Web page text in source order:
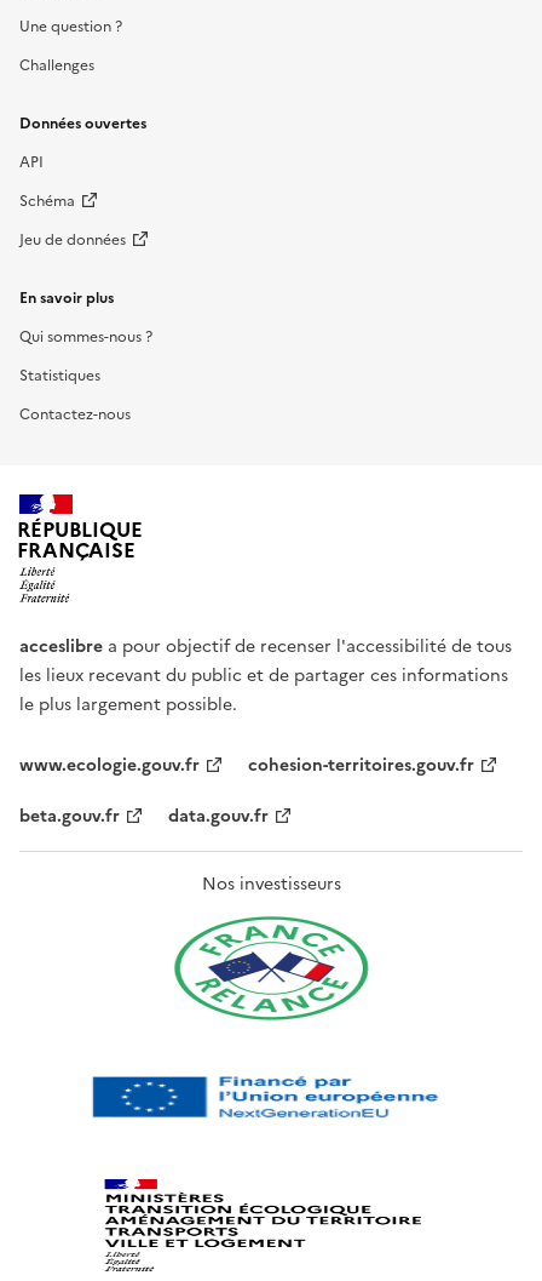
Une question ?
Challenges
Données ouvertes
API
Schéma
Jeu de données
En savoir plus
Qui sommes-nous ?
Statistiques
Contactez-nous
RÉPUBLIQUE
FRANÇAISE
acceslibre a pour objectif de recenser l'accessibilité de tous
les lieux recevant du public et de partager ces informations
le plus largement possible.
www.ecologie.gouv.fr
cohesion-territoires.gouv.fr
beta.gouv.fr
data.gouv.fr
Nos investisseurs